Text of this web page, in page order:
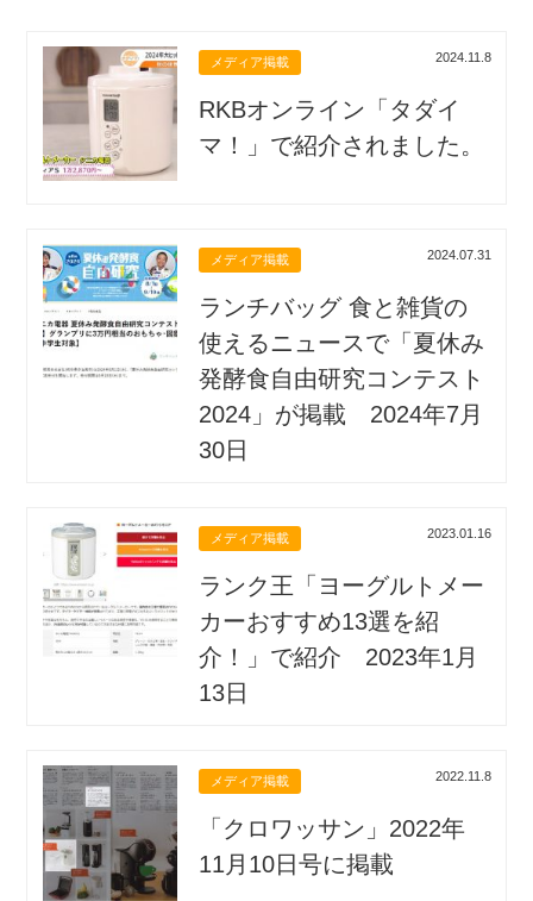
メディア掲載 2024.11.8
RKBオンライン「タダイ
マ！」で紹介されました。
メディア掲載 2024.07.31
ランチバッグ 食と雑貨の
使えるニュースで「夏休み
発酵食自由研究コンテスト
2024」が掲載 2024年7月
30日
メディア掲載 2023.01.16
ランク王「ヨーグルトメー
カーおすすめ13選を紹
介！」で紹介 2023年1月
13日
メディア掲載 2022.11.8
「クロワッサン」2022年
11月10日号に掲載